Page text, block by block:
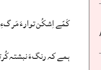
کَمّے اِشکُن توارءَ مَرگءِ
ہمے کہ رنگءَ نبشتہ